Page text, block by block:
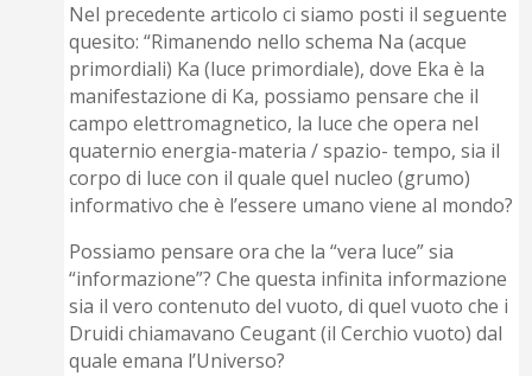
Nel precedente articolo ci siamo posti il seguente
quesito: “Rimanendo nello schema Na (acque
primordiali) Ka (luce primordiale), dove Eka è la
manifestazione di Ka, possiamo pensare che il
campo elettromagnetico, la luce che opera nel
quaternio energia-materia / spazio- tempo, sia il
corpo di luce con il quale quel nucleo (grumo)
informativo che è l’essere umano viene al mondo?
Possiamo pensare ora che la “vera luce” sia
“informazione”? Che questa infinita informazione
sia il vero contenuto del vuoto, di quel vuoto che i
Druidi chiamavano Ceugant (il Cerchio vuoto) dal
quale emana l’Universo?